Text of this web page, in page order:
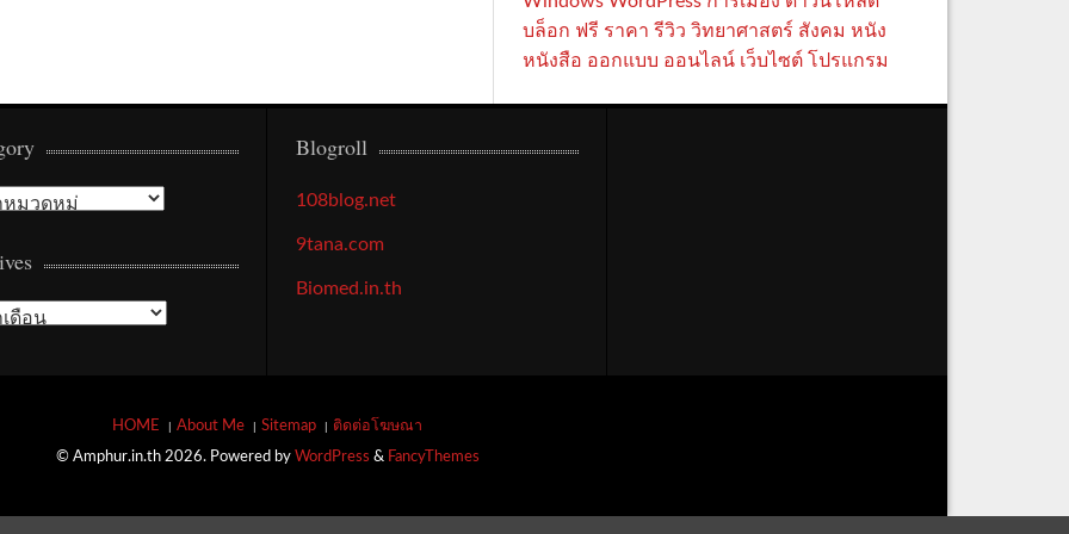
บล็อก ฟรี ราคา รีวิว วิทยาศาสตร์ สังคม หนัง
หนังสือ ออกแบบ ออนไลน์ เว็บไซต์ โปรแกรม
Blogroll
108blog.net
9tana.com
Biomed.in.th
HOME About Me Sitemap ติดต่อโฆษณา
© Amphur.in.th 2026. Powered by WordPress & FancyThemes